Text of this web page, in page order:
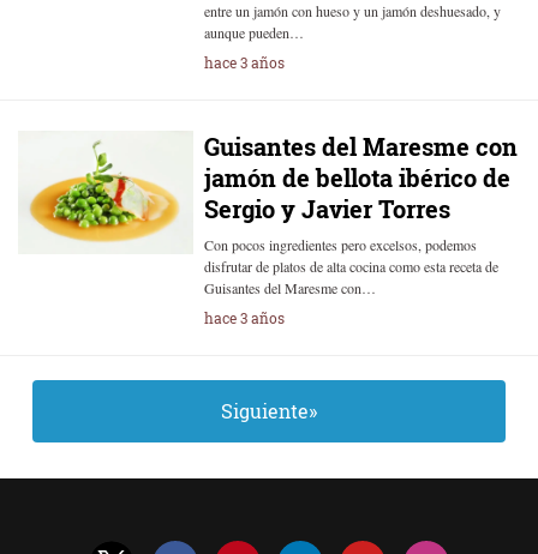
entre un jamón con hueso y un jamón deshuesado, y
aunque pueden…
hace 3 años
Guisantes del Maresme con
jamón de bellota ibérico de
Sergio y Javier Torres
Con pocos ingredientes pero excelsos, podemos
disfrutar de platos de alta cocina como esta receta de
Guisantes del Maresme con…
hace 3 años
Siguiente»